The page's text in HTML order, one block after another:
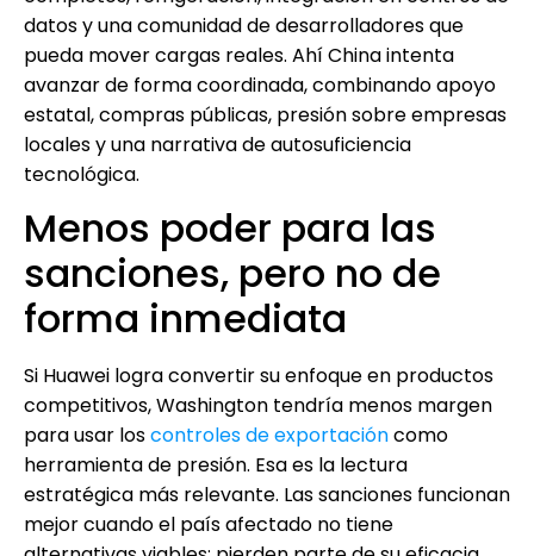
datos y una comunidad de desarrolladores que
pueda mover cargas reales. Ahí China intenta
avanzar de forma coordinada, combinando apoyo
estatal, compras públicas, presión sobre empresas
locales y una narrativa de autosuficiencia
tecnológica.
Menos poder para las
sanciones, pero no de
forma inmediata
Si Huawei logra convertir su enfoque en productos
competitivos, Washington tendría menos margen
para usar loscontroles de exportacióncomo
herramienta de presión. Esa es la lectura
estratégica más relevante. Las sanciones funcionan
mejor cuando el país afectado no tiene